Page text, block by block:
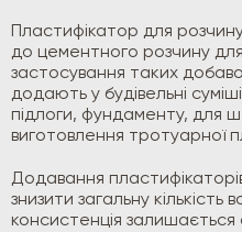
Пластифікатор для
до цементного розчину
застосування таких
додають у будівельні
підлоги, фундаменту, для
виготовлення тротуарної
Додавання
знизити загальну кількість
консистенція